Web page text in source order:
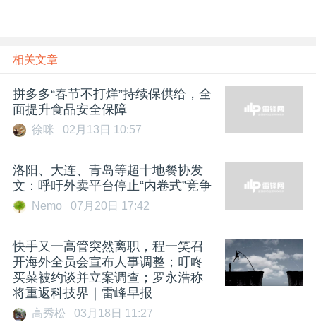
相关文章
拼多多“春节不打烊”持续保供给，全
面提升食品安全保障
徐咪 02月13日 10:57
洛阳、大连、青岛等超十地餐协发
文：呼吁外卖平台停止“内卷式”竞争
Nemo 07月20日 17:42
快手又一高管突然离职，程一笑召
开海外全员会宣布人事调整；叮咚
买菜被约谈并立案调查；罗永浩称
将重返科技界｜雷峰早报
高秀松 03月18日 11:27